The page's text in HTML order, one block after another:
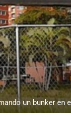
un bunker en